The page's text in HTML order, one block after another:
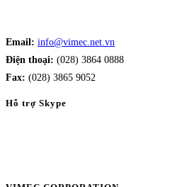
Email: info@vimec.net.vn
Điện thoại: (028) 3864 0888
Fax: (028) 3865 9052
Hỗ trợ Skype